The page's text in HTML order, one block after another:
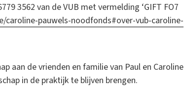
3562 van de VUB met vermelding ‘GIFT FO7
caroline-pauwels-noodfonds#over-vub-caroline-
aan de vrienden en familie van Paul en Caroline
in de praktijk te blijven brengen.